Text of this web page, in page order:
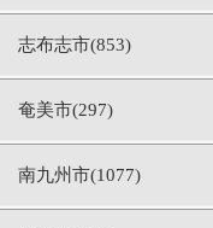
志布志市(853)
奄美市(297)
南九州市(1077)